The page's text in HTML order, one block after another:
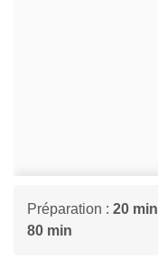
Préparation : 20 min
80 min